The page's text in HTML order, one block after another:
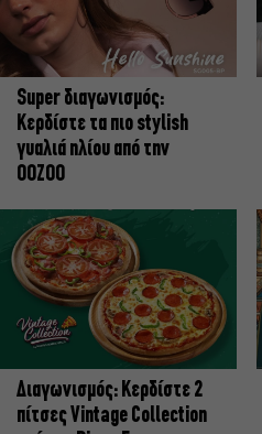
Super διαγωνισμός:
Κερδίστε τα πιο stylish
γυαλιά ηλίου από την
OOZOO
Διαγωνισμός: Κερδίστε 2
πίτσες Vintage Collection